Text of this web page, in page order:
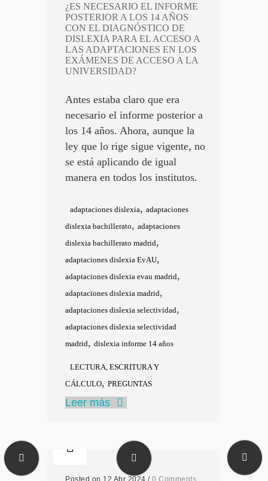
¿ES NECESARIO EL INFORME
POSTERIOR A LOS 14 AÑOS
CON EL DIAGNÓSTICO DE
DISLEXIA PARA EL ACCESO A
LAS ADAPTACIONES EN LOS
EXÁMENES DE ACCESO A LA
UNIVERSIDAD?
Antes estaba claro que era
necesario el informe posterior a
los 14 años. Ahora, aunque la
ley que lo rige sigue vigente, no
se está aplicando de igual
manera en todos los institutos.
adaptaciones dislexia, adaptaciones
dislexia bachillerato, adaptaciones
dislexia bachillerato madrid,
adaptaciones dislexia EvAU,
adaptaciones dislexia evau madrid,
adaptaciones dislexia madrid,
adaptaciones dislexia selectividad,
adaptaciones dislexia selectividad
madrid, dislexia informe 14 años
LECTURA, ESCRITURA Y
CÁLCULO, PREGUNTAS
Leer más
Posted on 12 Abr 2024 / 0 Comments